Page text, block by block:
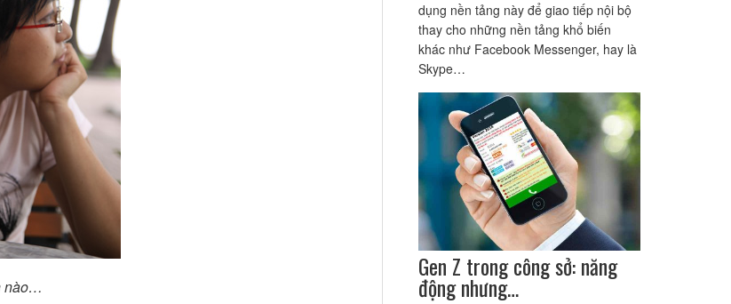
nào…
dụng nền tảng này để giao tiếp nội bộ
thay cho những nền tảng khổ biến
khác như Facebook Messenger, hay là
Skype…
Gen Z trong công sở: năng
động nhưng…